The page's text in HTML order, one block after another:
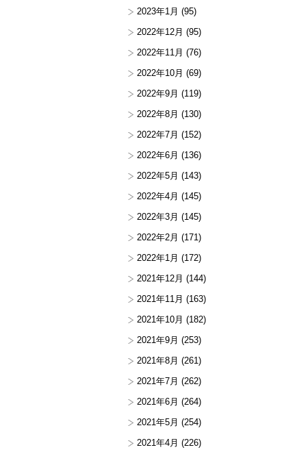
2023年1月 (95)
2022年12月 (95)
2022年11月 (76)
2022年10月 (69)
2022年9月 (119)
2022年8月 (130)
2022年7月 (152)
2022年6月 (136)
2022年5月 (143)
2022年4月 (145)
2022年3月 (145)
2022年2月 (171)
2022年1月 (172)
2021年12月 (144)
2021年11月 (163)
2021年10月 (182)
2021年9月 (253)
2021年8月 (261)
2021年7月 (262)
2021年6月 (264)
2021年5月 (254)
2021年4月 (226)